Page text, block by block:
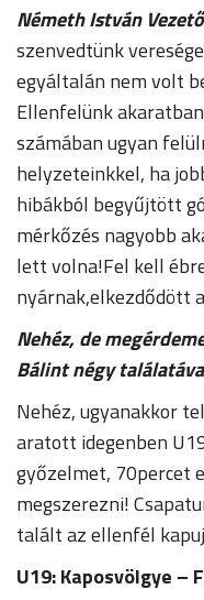
Németh István
szenvedtünk
egyáltalán nem volt
Ellenfelünk
számában ugyan
helyzeteinkkel, ha
hibákból begyűjtött
mérkőzés nagyobb
lett volna!Fel kell
nyárnak,elkezdődött
Nehéz, de
Bálint négy
Nehéz, ugyanakkor
aratott idegenben
győzelmet, 70percet
megszerezni!
talált az ellenfél
U19: Kaposvölgye –